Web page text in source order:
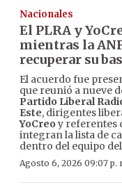
Nacionales
El PLRA y
mientras la
recuperar su
El acuerdo fue
que reunió a nueve
Partido Liberal
Este, dirigentes
YoCreo y referentes
integran la lista de
dentro del equipo
Agosto 6, 2026 09:07 p.